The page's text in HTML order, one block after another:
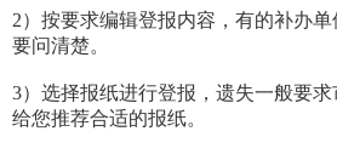
2）按要求编辑登报内容，有的补办
要问清楚。
3）选择报纸进行登报，遗失一般要
给您推荐合适的报纸。